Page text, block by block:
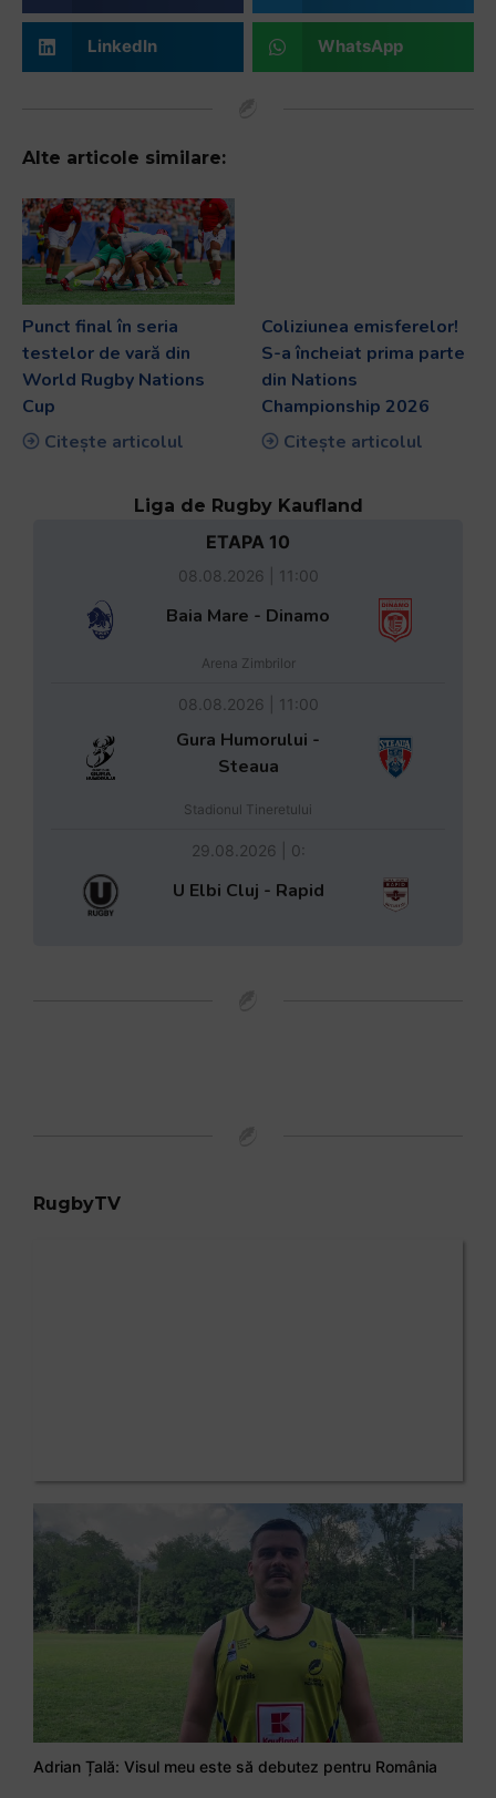
LinkedIn WhatsApp
Alte articole similare:
Punct final în seria
testelor de vară din
World Rugby Nations
Cup
Citește articolul
Coliziunea emisferelor!
S-a încheiat prima parte
din Nations
Championship 2026
Citește articolul
Liga de Rugby Kaufland
ETAPA 10
08.08.2026 | 11:00
Baia Mare - Dinamo
Arena Zimbrilor
08.08.2026 | 11:00
Gura Humorului -
Steaua
Stadionul Tineretului
29.08.2026 | 0:
U Elbi Cluj - Rapid
RugbyTV
Adrian Țală: Visul meu este să debutez pentru România